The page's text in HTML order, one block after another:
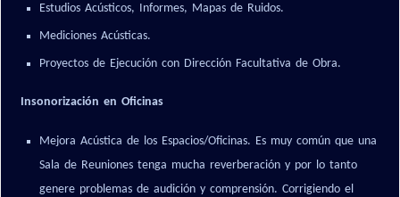
Estudios Acústicos, Informes, Mapas de Ruidos.
Mediciones Acústicas.
Proyectos de Ejecución con Dirección Facultativa de Obra.
Insonorización en Oficinas
Mejora Acústica de los Espacios/Oficinas. Es muy común que una
Sala de Reuniones tenga mucha reverberación y por lo tanto
genere problemas de audición y comprensión. Corrigiendo el